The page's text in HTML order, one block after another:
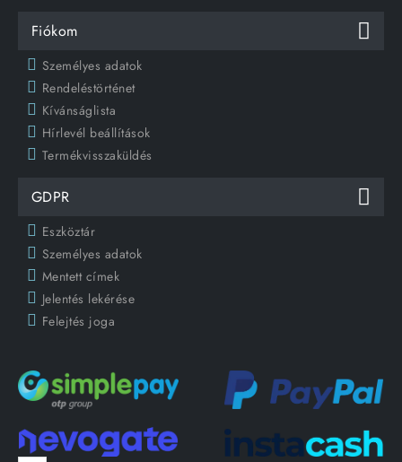
Fiókom
Személyes adatok
Rendeléstörténet
Kívánságlista
Hírlevél beállítások
Termékvisszaküldés
GDPR
Eszköztár
Személyes adatok
Mentett címek
Jelentés lekérése
Felejtés joga